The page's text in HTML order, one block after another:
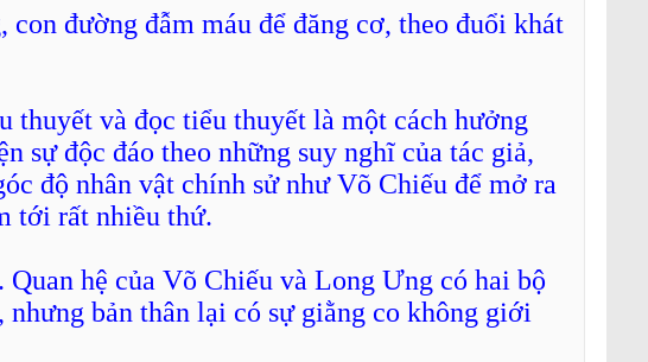
đường đẫm máu để đăng cơ, theo đuổi khát
và đọc tiểu thuyết là một cách hưởng
sự độc đáo theo những suy nghĩ của tác giả,
độ nhân vật chính sử như Võ Chiếu để mở ra
tới rất nhiều thứ.
hệ của Võ Chiếu và Long Ưng có hai bộ
bản thân lại có sự giằng co không giới